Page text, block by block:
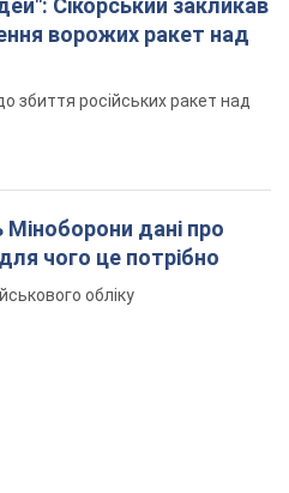
ворожих ракет над
збиття російських ракет над
дані про
чого це потрібно
обліку